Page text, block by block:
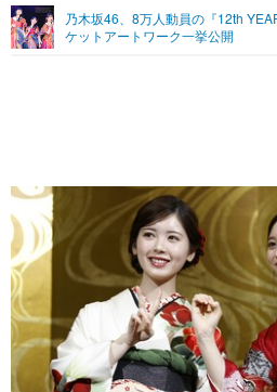
ショッピング
乃木坂46、8万人動員の『12th
ケットアートワーク一挙公開